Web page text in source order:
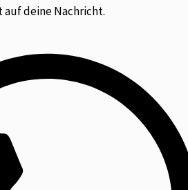
auf deine Nachricht.